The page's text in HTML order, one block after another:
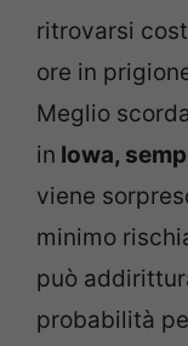
ritrovarsi
ore in
Meglio
in Iowa,
viene
minimo
può
probabilità